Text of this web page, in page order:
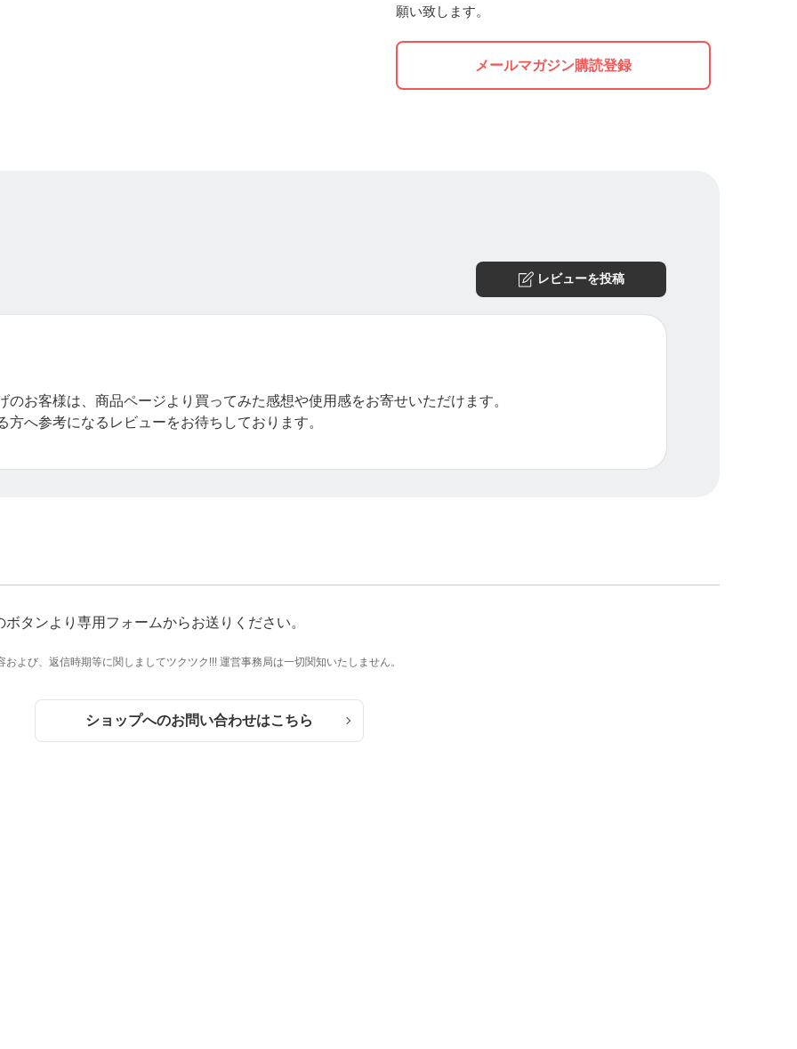
願い致します。
メールマガジン購読登録
レビューを投稿
お客様は、商品ページより買ってみた感想や使用感をお寄せいただけます。
へ参考になるレビューをお待ちしております。
タンより専用フォームからお送りください。
よび、返信時期等に関しましてツクツク!!! 運営事務局は一切関知いたしません。
ショップへのお問い合わせはこちら